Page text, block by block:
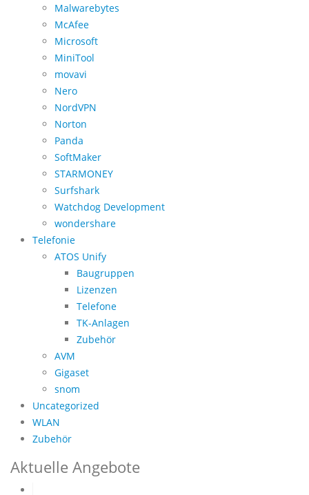
Malwarebytes
McAfee
Microsoft
MiniTool
movavi
Nero
NordVPN
Norton
Panda
SoftMaker
STARMONEY
Surfshark
Watchdog Development
wondershare
Telefonie
ATOS Unify
Baugruppen
Lizenzen
Telefone
TK-Anlagen
Zubehör
AVM
Gigaset
snom
Uncategorized
WLAN
Zubehör
Aktuelle Angebote